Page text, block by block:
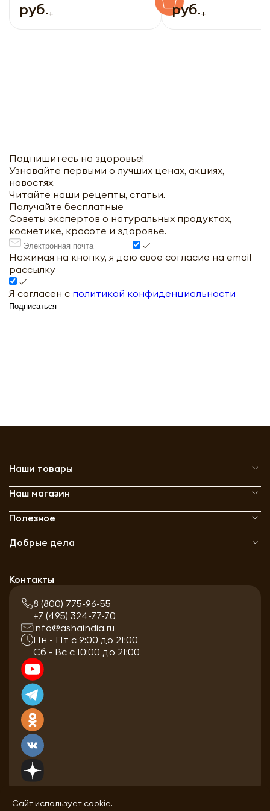
руб.+
руб.+
Подпишитесь на здоровье!
Узнавайте первыми о лучших ценах, акциях,
новостях.
Читайте наши рецепты, статьи.
Получайте бесплатные
Советы экспертов о натуральных продуктах,
косметике, красоте и здоровье.
Нажимая на кнопку, я даю свое согласие на email
рассылку
Я согласен с политикой конфиденциальности
Подписаться
Наши товары
Наш магазин
Полезное
Добрые дела
Контакты
8 (800) 775-96-55
+7 (495) 324-77-70
info@ashaindia.ru
Пн - Пт с 9:00 до 21:00
Сб - Вс с 10:00 до 21:00
Сайт использует cookie.